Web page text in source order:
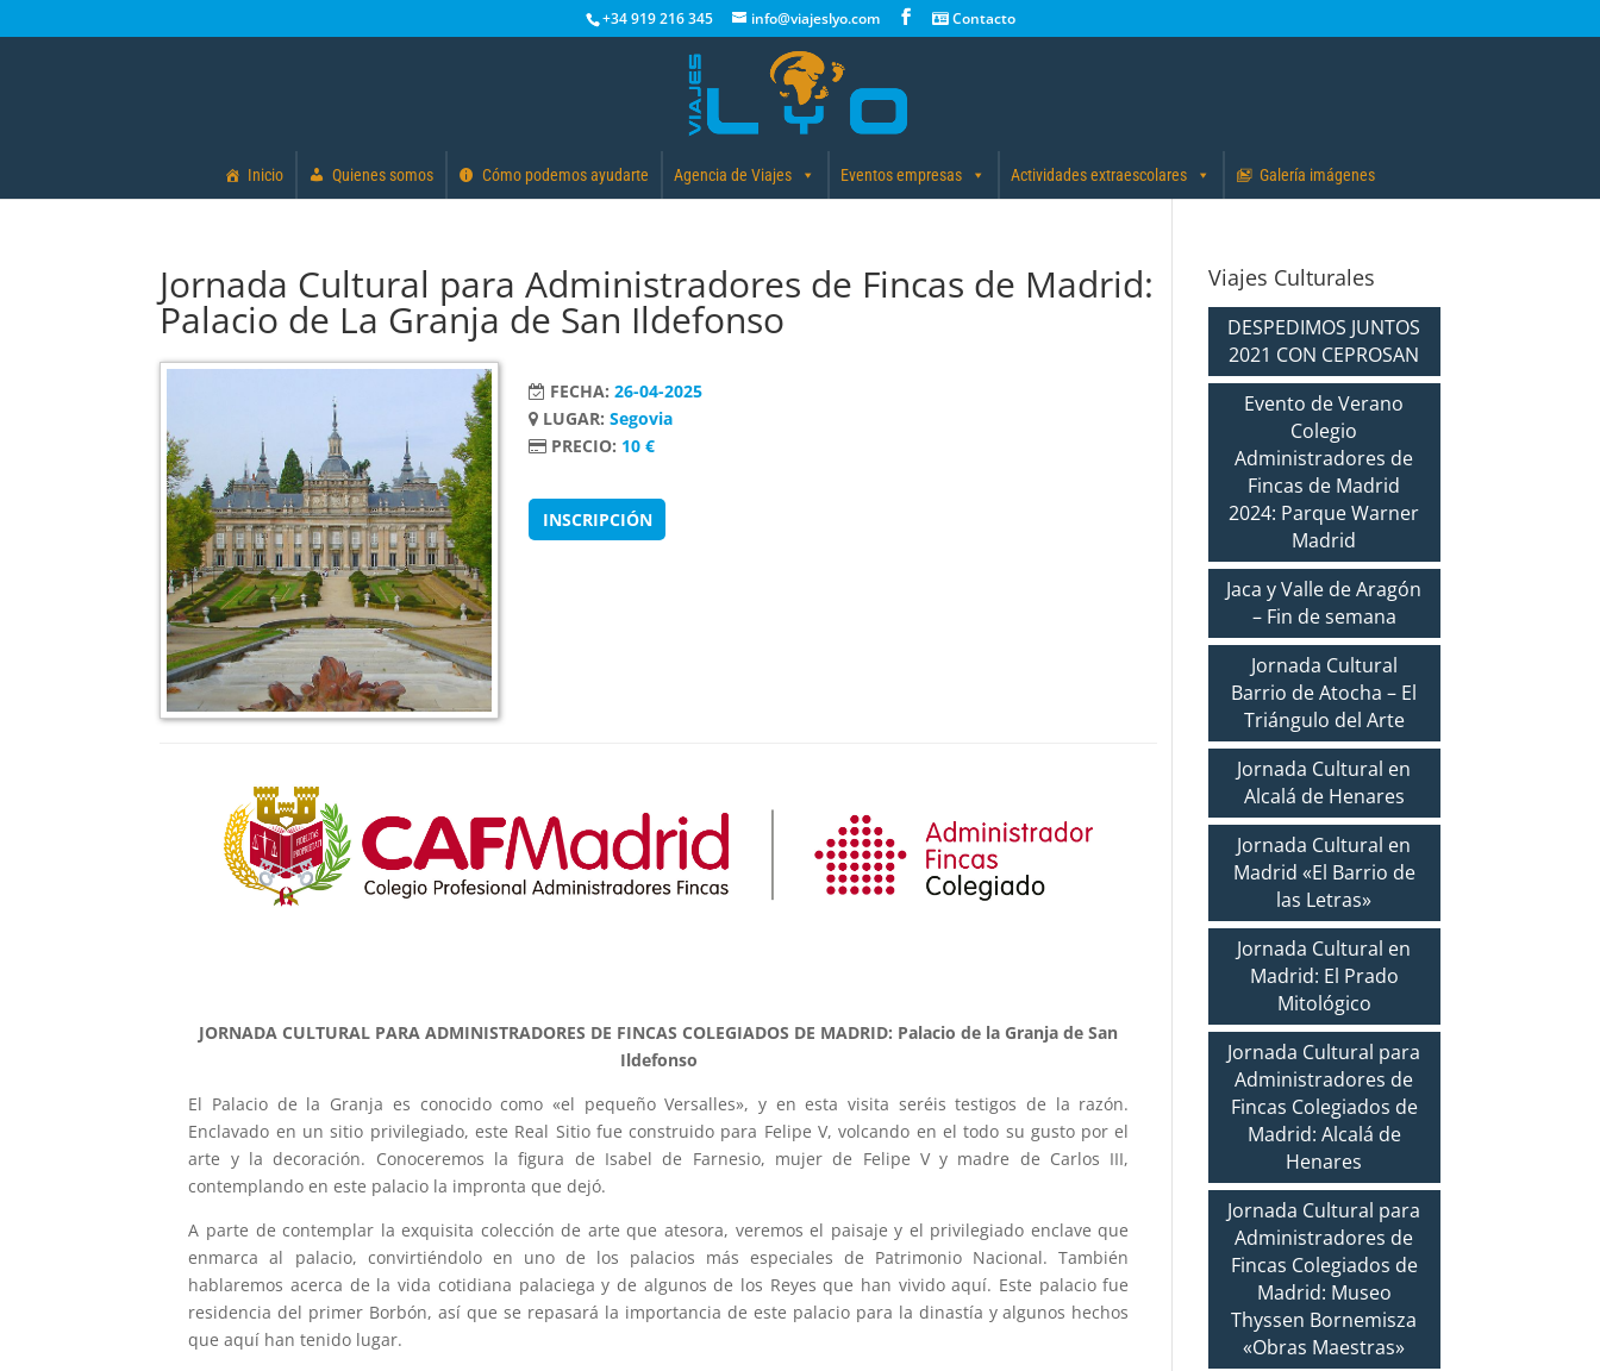
+34 919 216 345 info@viajeslyo.com Contacto
Inicio Quienes somos Cómo podemos ayudarte Agencia de Viajes Eventos empresas Actividades extraescolares Galería imágenes
Jornada Cultural para Administradores de Fincas de Madrid:
Palacio de La Granja de San Ildefonso
FECHA:26-04-2025
LUGAR:Segovia
PRECIO: 10 €
INSCRIPCIÓN
JORNADA CULTURAL PARA ADMINISTRADORES DE FINCAS COLEGIADOS DE MADRID: Palacio de la Granja de San
Ildefonso
El Palacio de la Granja es conocido como «el pequeño Versalles», y en esta visita seréis testigos de la razón.
Enclavado en un sitio privilegiado, este Real Sitio fue construido para Felipe V, volcando en el todo su gusto por el
arte y la decoración. Conoceremos la figura de Isabel de Farnesio, mujer de Felipe V y madre de Carlos III,
contemplando en este palacio la impronta que dejó.
A parte de contemplar la exquisita colección de arte que atesora, veremos el paisaje y el privilegiado enclave que
enmarca al palacio, convirtiéndolo en uno de los palacios más especiales de Patrimonio Nacional. También
hablaremos acerca de la vida cotidiana palaciega y de algunos de los Reyes que han vivido aquí. Este palacio fue
residencia del primer Borbón, así que se repasará la importancia de este palacio para la dinastía y algunos hechos
que aquí han tenido lugar.
Viajes Culturales
DESPEDIMOS JUNTOS
2021 CON CEPROSAN
Evento de Verano
Colegio
Administradores de
Fincas de Madrid
2024: Parque Warner
Madrid
Jaca y Valle de Aragón
– Fin de semana
Jornada Cultural
Barrio de Atocha – El
Triángulo del Arte
Jornada Cultural en
Alcalá de Henares
Jornada Cultural en
Madrid «El Barrio de
las Letras»
Jornada Cultural en
Madrid: El Prado
Mitológico
Jornada Cultural para
Administradores de
Fincas Colegiados de
Madrid: Alcalá de
Henares
Jornada Cultural para
Administradores de
Fincas Colegiados de
Madrid: Museo
Thyssen Bornemisza
«Obras Maestras»